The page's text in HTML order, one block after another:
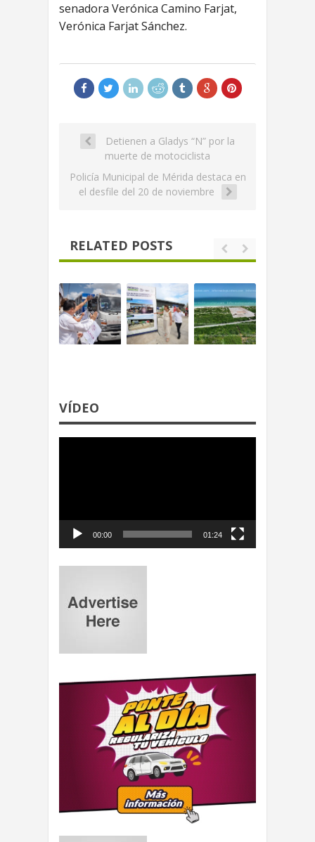
senadora Verónica Camino Farjat,
Verónica Farjat Sánchez.
Detienen a Gladys “N” por la
muerte de motociclista
Policía Municipal de Mérida destaca en
el desfile del 20 de noviembre
RELATED POSTS
VÍDEO
00:00 01:24